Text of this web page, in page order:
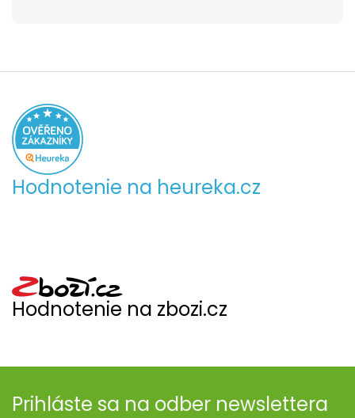
Hodnotenie na heureka.cz
Hodnotenie na zbozi.cz
Prihláste sa na odber newslettera